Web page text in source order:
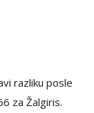
razliku posle
za Žalgiris.